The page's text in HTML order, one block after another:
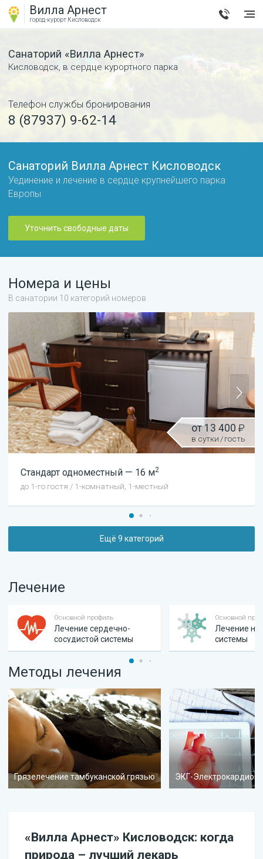
Вилла Арнест
город-курорт Кисловодск
Санаторий «Вилла Арнест»
Кисловодск, в сердце курортного парка
Телефон службы бронирования
8 (87937) 9-62-14
Санаторий Вилла Арнест Кисловодск
Уединение и лечение в сердце крупнейшего парка
Европы
Уточнить свободные даты
Номера и цены
В санатории 10 категорий номеров
от13 400
в сутки/гость
Стандарт одноместный — 16 м2
до 1-го гостя / 1-комнатный, 1-местный
Ещё 9 категорий
Лечение
Основной профиль
Лечение сердечно-
сосудистой системы
Основной
Лечение
системы
Методы лечения
Грязелечение тамбуканской грязью ЭКГ-
«Вилла Арнест» Кисловодск: когда
природа – лучший лекарь